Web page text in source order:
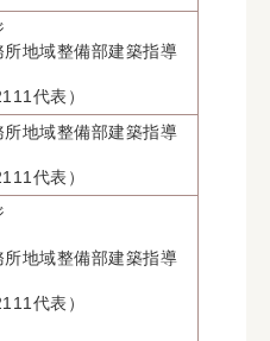
地域整備部建築指導
代表）
地域整備部建築指導
代表）
地域整備部建築指導
代表）